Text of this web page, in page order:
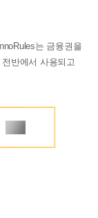
는 금융권을
반에서 사용되고